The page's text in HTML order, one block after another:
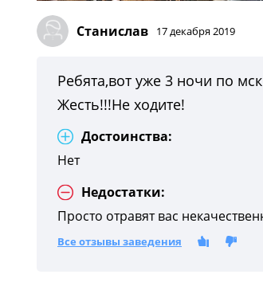
Станислав 17 декабря 2019
Ребята,вот уже 3 ночи по
Жесть!!!Не ходите!
Достоинства:
Нет
Недостатки:
Просто отравят вас
Все отзывы заведения